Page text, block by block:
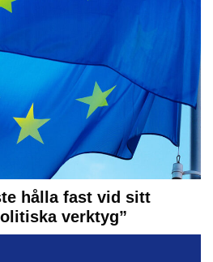
hålla fast vid sitt
verktyg”